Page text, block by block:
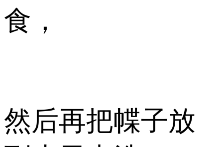
食，
然后再把幉子放